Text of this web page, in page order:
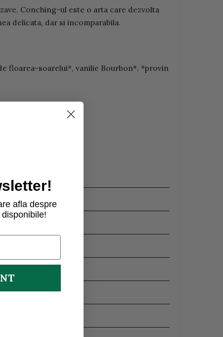
Conching-ul este o arta care dezvolta
delicata, dar si incomparabila.
floarea-soarelui*, vanilie Bourbon*. *provin
afla despre